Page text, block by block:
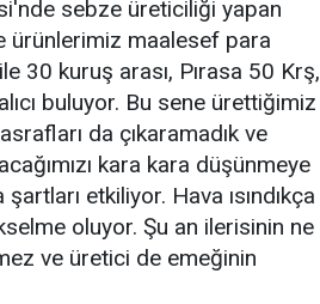
sebze üreticiliği yapan
ürünlerimiz maalesef para
30 kuruş arası, Pırasa 50 Krş,
buluyor. Bu sene ürettiğimiz
da çıkaramadık ve
kara kara düşünmeye
etkiliyor. Hava ısındıkça
oluyor. Şu an ilerisinin ne
ve üretici de emeğinin